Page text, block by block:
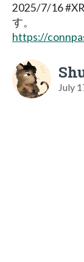
2025/7/16
す。
https://
July